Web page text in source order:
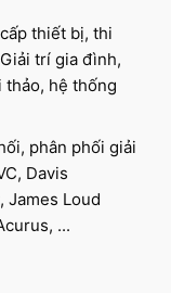
thiết bị, thi
trí gia đình,
hệ thống
phân phối giải
Davis
James Loud
...